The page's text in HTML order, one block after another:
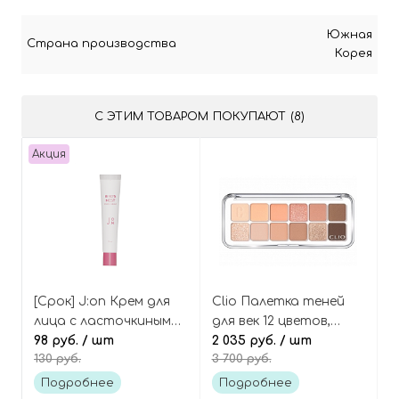
Страна производства
Южная
Корея
С ЭТИМ ТОВАРОМ ПОКУПАЮТ (8)
Акция
[Срок] J:on Крем для
лица с ласточкиным
гнездом и PDRN
(миниатюра), Bird’s
Nest PDRN Cream Mini
98 руб. / шт
130 руб.
Подробнее
Clio Палетка теней
для век 12 цветов,
оттенок 01 Coral
Studio, Pro Eye Palette
Air
2 035 руб. / шт
3 700 руб.
Подробнее